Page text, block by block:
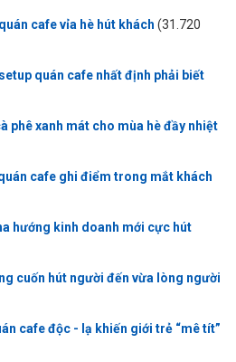
cafe vỉa hè hút khách (31.720
quán cafe nhất định phải biết
phê xanh mát cho mùa hè đầy nhiệt
cafe ghi điểm trong mắt khách
hướng kinh doanh mới cực hút
cuốn hút người đến vừa lòng người
cafe độc - lạ khiến giới trẻ “mê tít”